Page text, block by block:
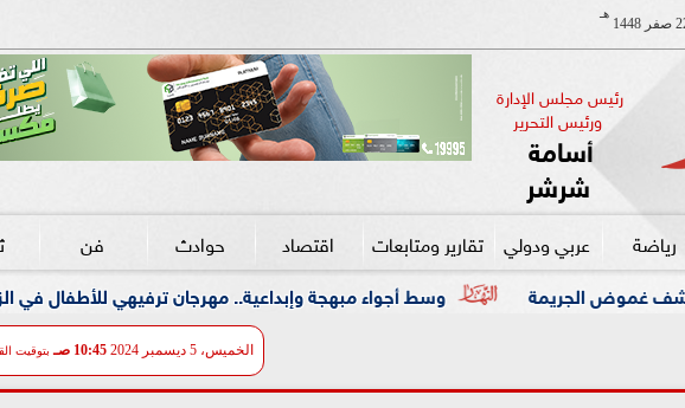
1448
هـ
رئيس مجلس الإدارة
ورئيس التحرير
أسامة
شرشر
رياضة عربي ودولي تقارير ومتابعات اقتصاد حوادث فن
وسط أجواء مبهجة وإبداعية.. مهرجان ترفيهي للأطفال في الزمالك بالتعاون مع ”علاء
الخميس، 5 ديسمبر 2024 10:45 صـ بتوقيت